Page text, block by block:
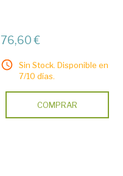
76,60 €
Sin Stock. Disponible en
7/10 días.
COMPRAR